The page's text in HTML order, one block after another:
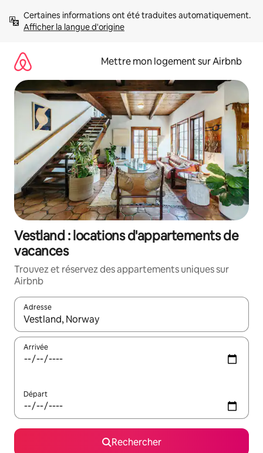
directement
Afficher la langue d'origine
Mettre mon logement sur Airbnb
Vestland : locations d'appartements de
vacances
Trouvez et réservez des appartements uniques sur
Airbnb
Adresse
Lorsque les résultats s'affichent, utilisez les flèches vers le
Arrivée
Départ
Rechercher